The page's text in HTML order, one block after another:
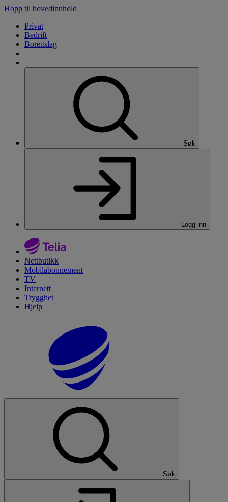
Hopp til hovedinnhold
Privat
Bedrift
Borettslag
Søk
Logg inn
Nettbutikk
Mobilabonnement
TV
Internett
Trygghet
Hjelp
Søk